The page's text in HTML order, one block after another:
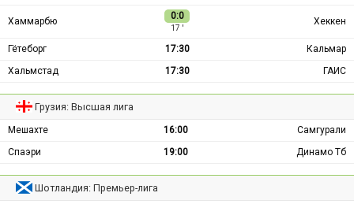
Хаммарбю 0:0
17 ′
Хеккен
Гётеборг 17:30
Кальмар
Хальмстад
17:30 ГАИС
Грузия: Высшая лига
Мешахте 16:00
Самгурали
Спаэри
19:00 Динамо Тб
Шотландия: Премьер-лига